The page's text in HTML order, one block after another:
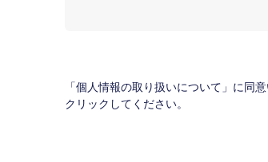
「個人情報の取り扱いについて」に同
クリックしてください。